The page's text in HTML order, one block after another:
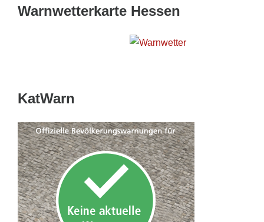
Warnwetterkarte Hessen
KatWarn